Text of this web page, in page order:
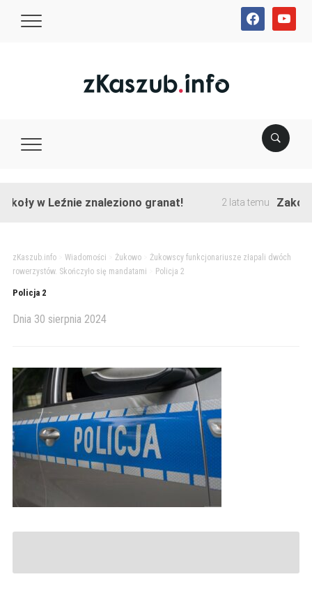
facebookyoutube
w Leźnie znaleziono granat! 2 lata temu
zKaszub.info> Wiadomości Żukowo> Żukowscy funkcjonariusze złapali dwóch
rowerzystów. Skończyło się mandatami
Policja 2
Policja 2
Dnia 30 sierpnia 2024